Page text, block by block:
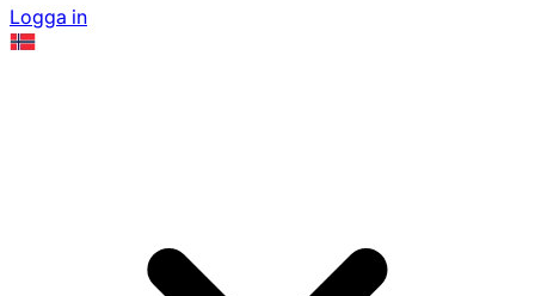
Logga in